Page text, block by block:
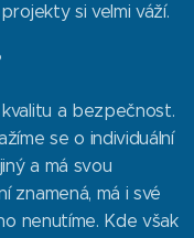
si velmi váží.
a bezpečnost.
se o individuální
a má svou
má i své
nenutíme. Kde však